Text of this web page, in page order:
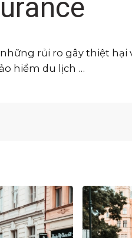
rủi ro gây thiệt hại
hiểm du lịch …